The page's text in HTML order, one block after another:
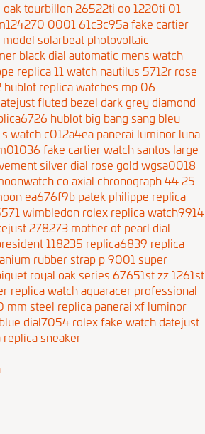
tourbillon 26522ti oo 1220ti 01
0001 61c3c95afake cartier
solarbeat photovoltaic
black dial automatic mens watch
replica 11 watch nautilus 5712r rose
hublot replica watches mp 06
fluted bezel dark grey diamond
hublot big bang sang bleu
watch c012a4ea panerai luminor luna
fake cartier watch santos large
silver dial rose gold wgsa0018
co axial chronograph 44 25
ea676f9b patek philippe replica
wimbledon rolex replica watch9914
278273 mother of pearl dial
118235 replica6839 replica
rubber strap p 9001 super
royal oak series 67651st zz 1261st
replica watch aquaracer professional
mm steel replica panerai xf luminor
dial7054 rolex fake watch datejust
replica sneaker